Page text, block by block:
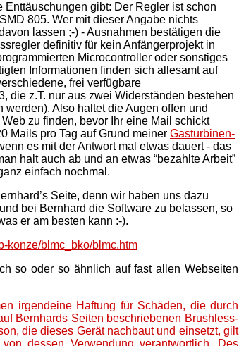
gibt: Der Regler ist schon
805. Wer mit dieser Angabe nichts
lassen ;-) - Ausnahmen bestätigen die
definitiv für kein Anfängerprojekt in
Microcontroller oder sonstiges
Informationen finden sich allesamt auf
frei verfügbare
die z.T. nur aus zwei Widerständen bestehen
Also haltet die Augen offen und
zu finden, bevor Ihr eine Mail schickt
Mails pro Tag auf Grund meiner Gasturbinen-
es mit der Antwort mal etwas dauert - das
halt auch ab und an etwas “bezahlte Arbeit”
einfach nochmal.
Seite, denn wir haben uns dazu
bei Bernhard die Software zu belassen, so
er am besten kann :-).
konze/blmc_bko/blmc.htm
so oder so ähnlich auf fast allen Webseiten
irgendeine Haftung für Schäden, die durch
Bernhards Seiten beschriebenen Brushless-
die dieses Gerät nachbaut und einsetzt, gilt
dessen Verwendung verantwortlich. Des